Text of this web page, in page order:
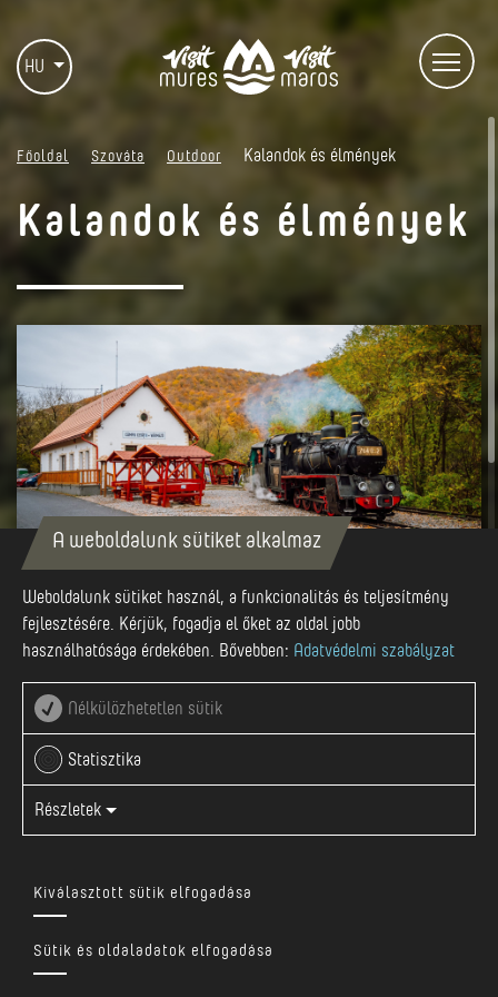
HU
Főoldal Szováta Outdoor Kalandok és élmények
Kalandok és élmények
A szovátai nosztalgiavonat
A szovátai gőzös 1949-ben Lengyelországban, Chrzanovban
gyártott gőzmozdony, szénnel és keményfával üzemel . A
mozdony 5 vagonból álló szerelvényt vontat, a korábban
Marosvásárhelyt Parajddal összekötő keskeny nyomtávú
vasúton közlekedik – ezt 1915-ben he...
Bővebben
A weboldalunk sütiket alkalmaz
Weboldalunk sütiket használ, a funkcionalitás és teljesítmény
fejlesztésére. Kérjük, fogadja el őket az oldal jobb
használhatósága érdekében. Bővebben: Adatvédelmi szabályzat
Nélkülözhetetlen sütik
Statisztika
Részletek
Kiválasztott sütik elfogadása
Sütik és oldaladatok elfogadása